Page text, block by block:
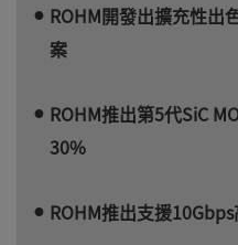
ROHM開發出擴充性出
案
ROHM推出第5代SiC
30%
ROHM推出支援